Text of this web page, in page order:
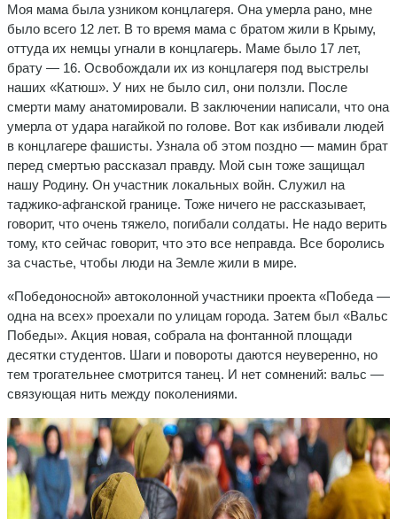
Моя мама была узником концлагеря. Она умерла рано, мне
было всего 12 лет. В то время мама с братом жили в Крыму,
оттуда их немцы угнали в концлагерь. Маме было 17 лет,
брату — 16. Освобождали их из концлагеря под выстрелы
наших «Катюш». У них не было сил, они ползли. После
смерти маму анатомировали. В заключении написали, что она
умерла от удара нагайкой по голове. Вот как избивали людей
в концлагере фашисты. Узнала об этом поздно — мамин брат
перед смертью рассказал правду. Мой сын тоже защищал
нашу Родину. Он участник локальных войн. Служил на
таджико-афганской границе. Тоже ничего не рассказывает,
говорит, что очень тяжело, погибали солдаты. Не надо верить
тому, кто сейчас говорит, что это все неправда. Все боролись
за счастье, чтобы люди на Земле жили в мире.
«Победоносной» автоколонной участники проекта «Победа —
одна на всех» проехали по улицам города. Затем был «Вальс
Победы». Акция новая, собрала на фонтанной площади
десятки студентов. Шаги и повороты даются неуверенно, но
тем трогательнее смотрится танец. И нет сомнений: вальс —
связующая нить между поколениями.